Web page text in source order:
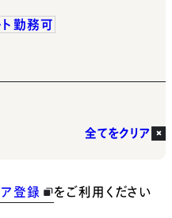
ト勤務可
全てをクリア
ア登録 をご利用ください